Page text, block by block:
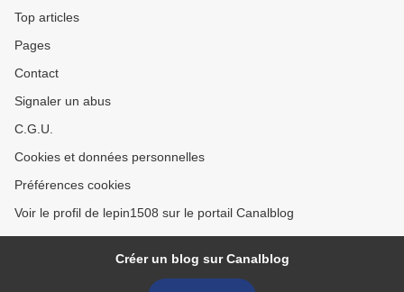
Top articles
Pages
Contact
Signaler un abus
C.G.U.
Cookies et données personnelles
Préférences cookies
Voir le profil de lepin1508 sur le portail Canalblog
Créer un blog sur Canalblog